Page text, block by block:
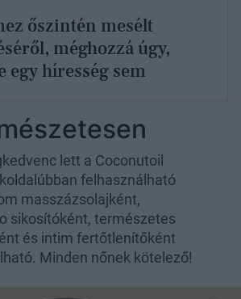
őszintén mesélt
méghozzá úgy,
egy híresség sem
lett a Coconutoil
felhasználható
masszázsolajként,
sikosítóként, természetes
és intim fertőtlenítőként
Minden nőnek kötelező!